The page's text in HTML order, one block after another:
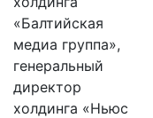
«Балтийская
медиа группа»,
генеральный
директор
холдинга «Ньюс